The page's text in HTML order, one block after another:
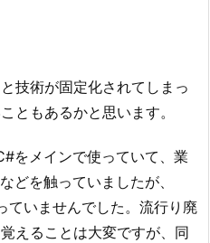
技術が固定化されてしまっ
ともあるかと思います。
をメインで使っていて、業
を触っていましたが、
いませんでした。流行り廃
えることは大変ですが、同